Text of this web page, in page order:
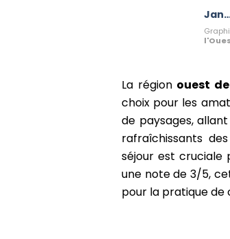
La région ouest
choix pour les
de paysages,
rafraîchissants
séjour est cruciale
une note de 3/5,
pour la pratique de